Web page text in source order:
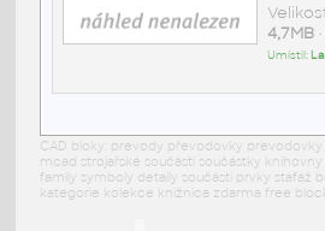
4,7MB
Umístil:
CAD bloky: prevody převodovky
mcad strojařské součásti součástky
family symboly detaily součásti prvky stafáž
kategorie kolekce knižnica zdarma free